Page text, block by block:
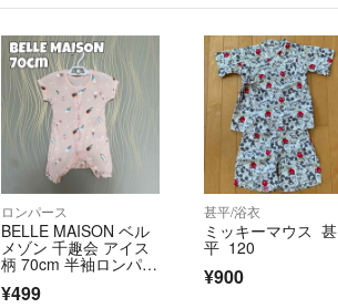
ロンパース
BELLE MAISON ベル
メゾン 千趣会 アイス
柄 70cm 半袖ロンパー
¥499
甚平/浴衣
ミッキーマウス 甚
平 120
¥900